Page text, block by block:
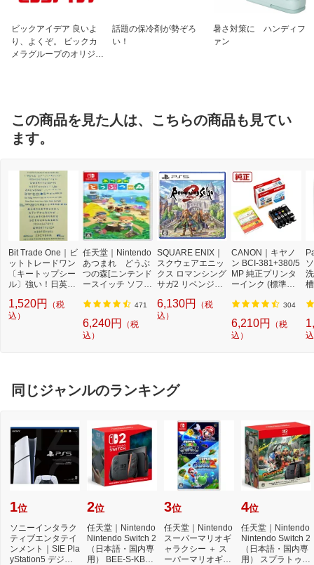
ビックアイデア 良いよ
り、よくぞ。 ビックカ
メラグループのオリジナ
話題の保冷剤が勢ぞろ
い！
暑さ対策に ハンディフ
ァン
この商品を見た人は、こちらの商品も見てい
ます。
Bit Trade One｜ビ
ットトレードワン
〔キートップシー
ル〕強い！日英対
プシールセット ブ
ルー DYKTSBL
1,520円
（税
込）
任天堂｜Nintendo
あつまれ どうぶ
つの森[ニンテンド
ースイッチ ソフ
471
6,240円
（税
込）
SQUARE ENIX｜
スクウェアエニッ
クス ロマンシング
サガ2 リベンジオ
5】
6,130円
（税
込）
CANON｜キヤノ
ン BCI-381+380/5
MP 純正プリンタ
ーインク (標準容
3813805MP] 304
6,210円
（税
込）
同じジャンルのランキング
1位
ソニーインタラク
ティブエンタテイ
ンメント｜SIE Pla
yStation5 デジタ
2位
任天堂｜Nintendo
Nintendo Switch 2
（日本語・国内専
用） BEE-S-KB6C
3位
任天堂｜Nintendo
スーパーマリオギ
ャラクシー ＋ ス
ーパーマリオギャ
4位
任天堂｜Nintendo
Nintendo Switch 2
（日本語・国内専
用） スプラトゥー